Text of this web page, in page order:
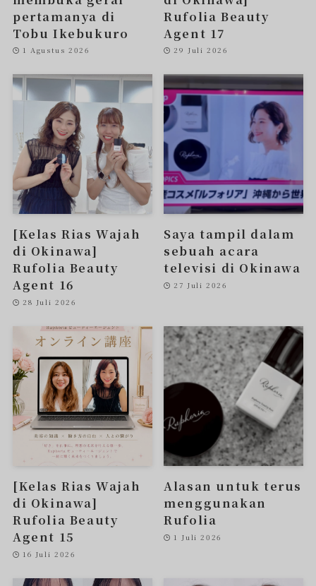
pertamanya di
Tobu Ikebukuro
1 Agustus 2026
Rufolia Beauty
Agent 17
29 Juli 2026
[Kelas Rias Wajah
di Okinawa]
Rufolia Beauty
Agent 16
28 Juli 2026
Saya tampil dalam
sebuah acara
televisi di Okinawa
27 Juli 2026
[Kelas Rias Wajah
di Okinawa]
Rufolia Beauty
Agent 15
16 Juli 2026
Alasan untuk terus
menggunakan
Rufolia
1 Juli 2026